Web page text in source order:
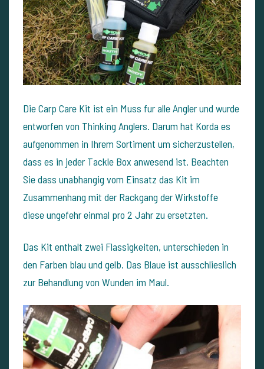
Die Carp Care Kit ist ein Muss fur alle Angler und wurde
entworfen von Thinking Anglers. Darum hat Korda es
aufgenommen in Ihrem Sortiment um sicherzustellen,
dass es in jeder Tackle Box anwesend ist. Beachten
Sie dass unabhangig vom Einsatz das Kit im
Zusammenhang mit der Rackgang der Wirkstoffe
diese ungefehr einmal pro 2 Jahr zu ersetzten.
Das Kit enthalt zwei Flassigkeiten, unterschieden in
den Farben blau und gelb. Das Blaue ist ausschlieslich
zur Behandlung von Wunden im Maul.